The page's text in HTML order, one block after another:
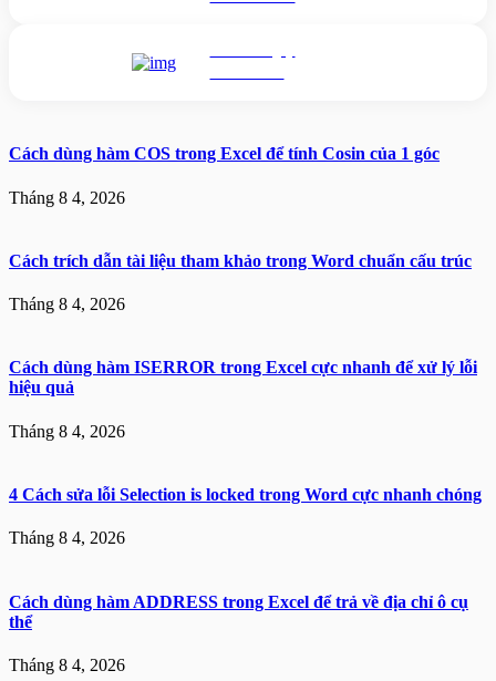
Cách dùng hàm COS trong Excel để tính Cosin của 1 góc
Tháng 8 4, 2026
Cách trích dẫn tài liệu tham khảo trong Word chuẩn cấu trúc
Tháng 8 4, 2026
Cách dùng hàm ISERROR trong Excel cực nhanh để xử lý lỗi
hiệu quả
Tháng 8 4, 2026
4 Cách sửa lỗi Selection is locked trong Word cực nhanh chóng
Tháng 8 4, 2026
Cách dùng hàm ADDRESS trong Excel để trả về địa chỉ ô cụ
thể
Tháng 8 4, 2026